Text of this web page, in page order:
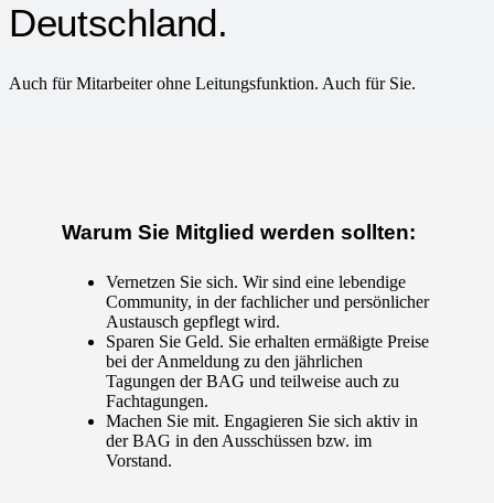
Deutschland.
Auch für Mitarbeiter ohne Leitungsfunktion. Auch für Sie.
Warum Sie Mitglied werden sollten:
Vernetzen Sie sich. Wir sind eine lebendige
Community, in der fachlicher und persönlicher
Austausch gepflegt wird.
Sparen Sie Geld. Sie erhalten ermäßigte Preise
bei der Anmeldung zu den jährlichen
Tagungen der BAG und teilweise auch zu
Fachtagungen.
Machen Sie mit. Engagieren Sie sich aktiv in
der BAG in den Ausschüssen bzw. im
Vorstand.